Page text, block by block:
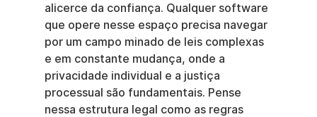
alicerce da confiança. Qualquer software
que opere nesse espaço precisa navegar
por um campo minado de leis complexas
e em constante mudança, onde a
privacidade individual e a justiça
processual são fundamentais. Pense
nessa estrutura legal como as regras